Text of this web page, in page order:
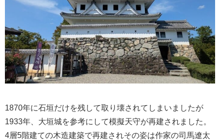
1870年に石垣だけを残して取り壊されてしまいましたが
1933年、大垣城を参考にして模擬天守が再建されました。
4層5階建ての木造建築で再建されその姿は作家の司馬遼太